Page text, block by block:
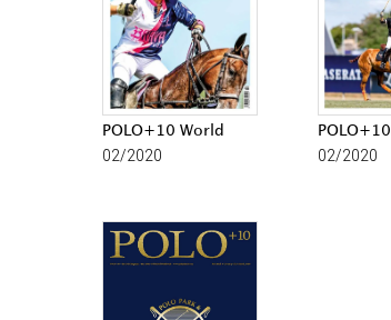
POLO+10 World
02/2020
POLO+10
02/2020